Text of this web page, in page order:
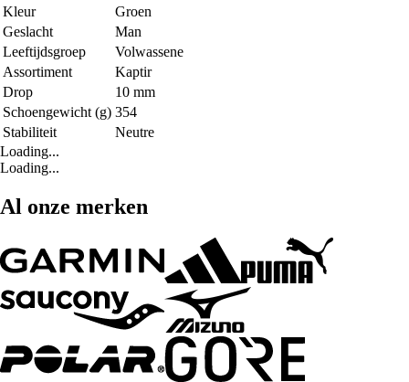
Kleur
Groen
Geslacht
Man
Leeftijdsgroep
Volwassene
Assortiment
Kaptir
Drop
10 mm
Schoengewicht (g) 354
Stabiliteit
Neutre
Loading...
Loading...
Al onze merken